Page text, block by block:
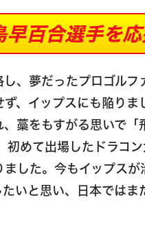
早百合選手を応
、夢だったプロゴル
、イップスにも陥り
藁をもすがる思いで
めて出場したドラコ
した。今もイップス
いと思い、日本では